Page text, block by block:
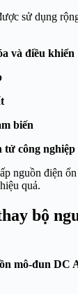
sử dụng
và điều khiển
biến
tử công nghiệp
nguồn điện
quả.
bộ
mô-đun DC